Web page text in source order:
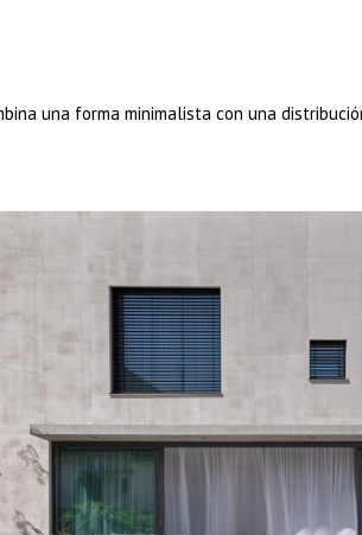
una forma minimalista con una